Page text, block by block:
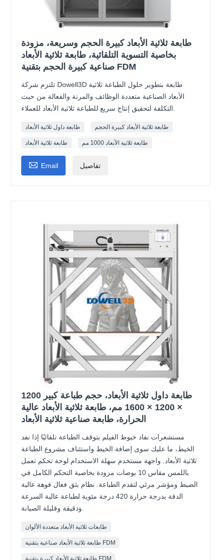
طابعة ثلاثية الأبعاد كبيرة الحجم وسريعة، مزودة
بخاصية التسوية التلقائية، طابعة ثلاثية الأبعاد
صناعية كبيرة الحجم بتقنية FDM
تلتزم شركة Dowell3D طابعة بتطوير حلول الطباعة ثلاثية
الأبعاد الصناعية متعددة الوظائف والمرنة والفعالة من حيث
طابعة داول ثلاثية الأبعاد طابعة ثلاثية الأبعاد كبيرة الحجم
طابعة ثلاثية الأبعاد طابعة ثلاثية الأبعاد 1000 مم
 Email تفاصيل
طابعة داول ثلاثية الأبعاد، حجم طباعة كبير 1200
× 1200 × 1600 مم، طابعة ثلاثية الأبعاد عالية
الحرارة، طابعة صناعية ثلاثية الأبعاد
مستشعرات نفاد خيوط الفيلم يتوقف الطباعة تلقائيًا إذا نفد
الخيط، ما عليك سوى إضافة الخيط واستئناف مشروع الطباعة
ثلاثية الأبعاد. واجهة مستخدم سهلة الاستخدام لوحة تحكم تعمل
باللمس مقاس 10 بوصات مزودة بخاصية التحكم الكامل في
الضبط ومؤشر مرئي لتقدم الطباعة. نظام بثق فعال فوهة عالية
الدقة بدرجة حرارة 420 درجة مئوية لطباعة عالية السرعة
طابعات ثلاثية الأبعاد متعددة الألوان
طابعة ثلاثية الأبعاد صناعية بتقنية FDM
طابعة ثلاثية الأبعاد كبيرة بتقنية FDM